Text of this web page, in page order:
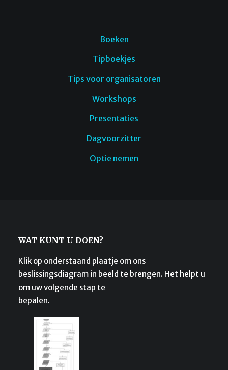
Boeken
Tipboekjes
Tips voor organisatoren
Workshops
Presentaties
Dagvoorzitter
Optie nemen
WAT KUNT U DOEN?
Klik op onderstaand plaatje om ons
beslissingsdiagram in beeld te brengen. Het helpt u
om uw volgende stap te
bepalen.